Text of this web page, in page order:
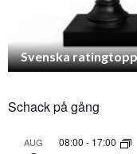
Svenska
Schack på gång
AUG 08:00 - 17:00